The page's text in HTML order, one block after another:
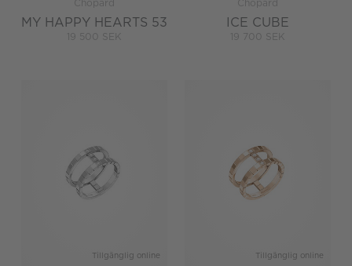
Chopard
MY HAPPY HEARTS 53
19 500 SEK
Chopard
ICE CUBE
19 700 SEK
Tillgänglig online Tillgänglig online